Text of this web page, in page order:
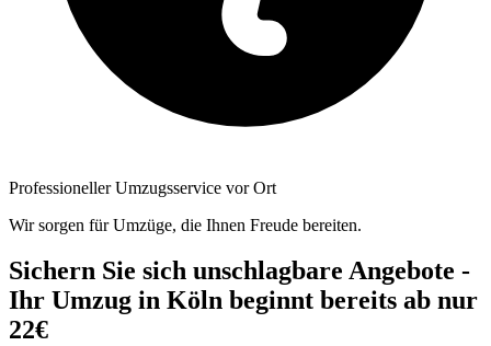
Professioneller Umzugsservice vor Ort
Wir sorgen für Umzüge, die Ihnen Freude bereiten.
Sichern Sie sich unschlagbare Angebote -
Ihr Umzug in Köln beginnt bereits ab nur
22€